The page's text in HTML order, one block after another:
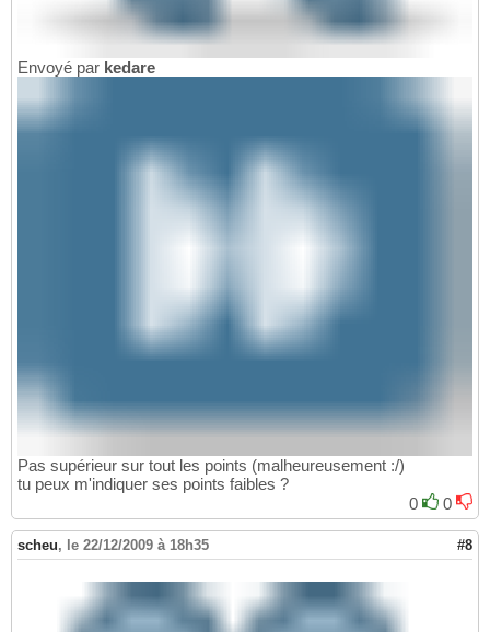
Envoyé par kedare
Pas supérieur sur tout les points (malheureusement :/)
tu peux m'indiquer ses points faibles ?
0
0
scheu, le 22/12/2009 à 18h35 #8